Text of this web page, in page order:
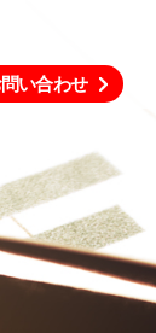
い合わせ